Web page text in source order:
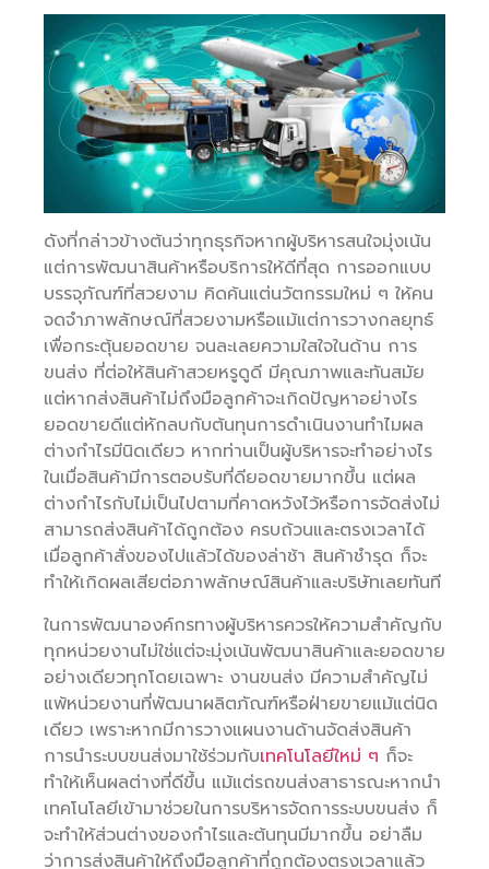
ดังที่กล่าวข้างต้นว่าทุกธุรกิจหากผู้บริหารสนใจมุ่งเน้น
แต่การพัฒนาสินค้าหรือบริการให้ดีที่สุด การออกแบบ
บรรจุภัณฑ์ที่สวยงาม คิดค้นแต่นวัตกรรมใหม่ ๆ ให้คน
จดจำภาพลักษณ์ที่สวยงามหรือแม้แต่การวางกลยุทธ์
เพื่อกระตุ้นยอดขาย จนละเลยความใสใจในด้าน การ
ขนส่ง ที่ต่อให้สินค้าสวยหรูดูดี มีคุณภาพและทันสมัย
แต่หากส่งสินค้าไม่ถึงมือลูกค้าจะเกิดปัญหาอย่างไร
ยอดขายดีแต่หักลบกับต้นทุนการดำเนินงานทำไมผล
ต่างกำไรมีนิดเดียว หากท่านเป็นผู้บริหารจะทำอย่างไร
ในเมื่อสินค้ามีการตอบรับที่ดียอดขายมากขึ้น แต่ผล
ต่างกำไรกับไม่เป็นไปตามที่คาดหวังไว้หรือการจัดส่งไม่
สามารถส่งสินค้าได้ถูกต้อง ครบถ้วนและตรงเวลาได้
เมื่อลูกค้าสั่งของไปแล้วได้ของล่าช้า สินค้าชำรุด ก็จะ
ทำให้เกิดผลเสียต่อภาพลักษณ์สินค้าและบริษัทเลยทันที
ในการพัฒนาองค์กรทางผู้บริหารควรให้ความสำคัญกับ
ทุกหน่วยงานไม่ใช่แต่จะมุ่งเน้นพัฒนาสินค้าและยอดขาย
อย่างเดียวทุกโดยเฉพาะ งานขนส่ง มีความสำคัญไม่
แพ้หน่วยงานที่พัฒนาผลิตภัณฑ์หรือฝ่ายขายแม้แต่นิด
เดียว เพราะหากมีการวางแผนงานด้านจัดส่งสินค้า
การนำระบบขนส่งมาใช้ร่วมกับเทคโนโลยีใหม่ ๆ ก็จะ
ทำให้เห็นผลต่างที่ดีขึ้น แม้แต่รถขนส่งสาธารณะหากนำ
เทคโนโลยีเข้ามาช่วยในการบริหารจัดการระบบขนส่ง ก็
จะทำให้ส่วนต่างของกำไรและต้นทุนมีมากขึ้น อย่าลืม
ว่าการส่งสินค้าให้ถึงมือลูกค้าที่ถูกต้องตรงเวลาแล้ว